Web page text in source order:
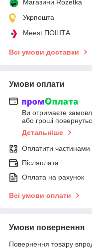
Магазини Rozetka
Укрпошта
Meest ПОШТА
Всі умови доставки
Умови оплати
Ви отримаєте
або гроші
Детальніше
Оплатити частинами
Післяплата
Оплата на рахунок
Всі умови оплати
Умови повернення
Повернення товару